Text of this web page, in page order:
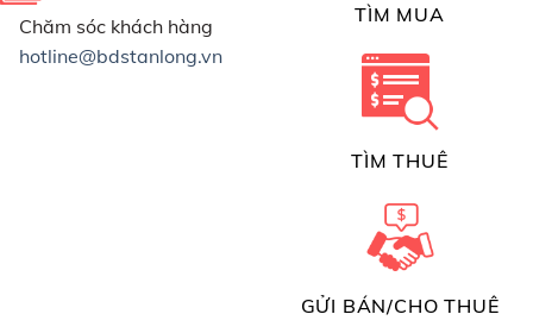
Chăm sóc khách hàng
hotline@bdstanlong.vn
TÌM MUA
TÌM THUÊ
GỬI BÁN/CHO THUÊ